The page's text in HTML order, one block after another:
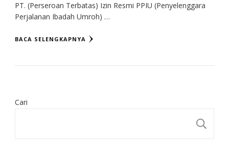
PT. (Perseroan Terbatas) Izin Resmi PPIU (Penyelenggara
Perjalanan Ibadah Umroh) …
BACA SELENGKAPNYA
Cari